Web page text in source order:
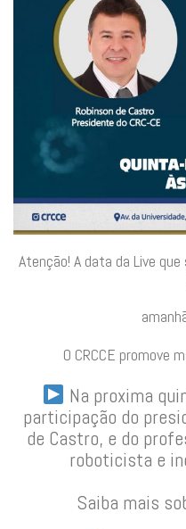
Atenção! A data da Live
O CRCCE promove
Na proxima
participação do
de Castro, e do
roboticista e
Saiba mais